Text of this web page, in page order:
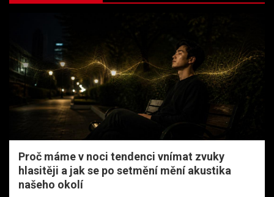
Proč máme v noci tendenci vnímat zvuky
hlasitěji a jak se po setmění mění akustika
našeho okolí